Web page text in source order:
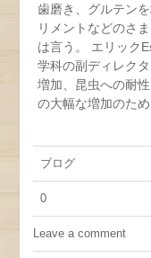
歯磨き、グルテン
リメントなどのさ
は言う。 エリック
学科の副ディレク
増加、昆虫への耐
の大幅な増加のた
ブログ
0
Leave a comment